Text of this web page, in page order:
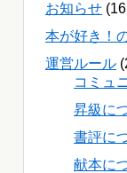
お知らせ
本が好き！
運営ルール
コミュ
昇級に
書評に
献本に